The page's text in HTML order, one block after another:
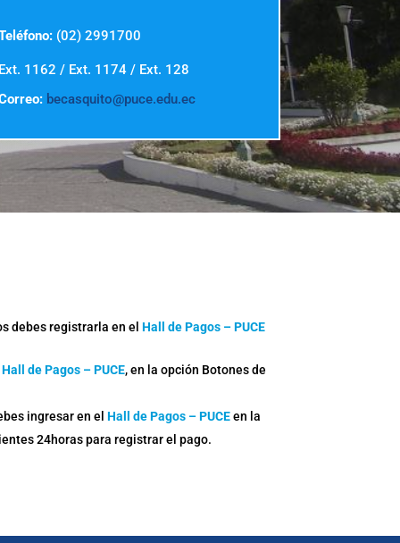
(02) 2991700
1162 / Ext. 1174 / Ext. 128
becasquito@puce.edu.ec
debes registrarla en el Hall de Pagos – PUCE
Hall de Pagos – PUCE, en la opción Botones de
ingresar en el Hall de Pagos – PUCEen la
24horas para registrar el pago.